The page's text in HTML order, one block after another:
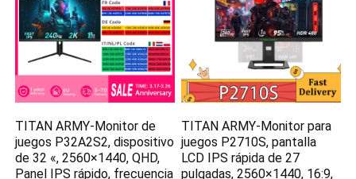
TITAN ARMY-Monitor de
juegos P32A2S2, dispositivo
de 32 «, 2560×1440, QHD,
Panel IPS rápido, frecuencia
TITAN ARMY-Monitor para
juegos P2710S, pantalla
LCD IPS rápida de 27
pulgadas, 2560×1440, 16:9,